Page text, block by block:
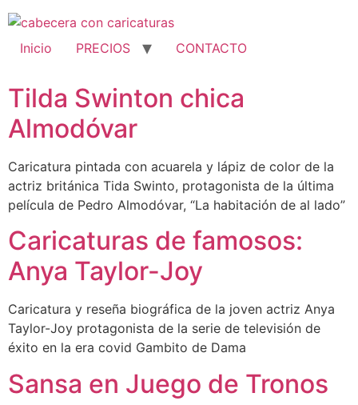
al
contenido
Inicio PRECIOS CONTACTO
Tilda Swinton chica
Almodóvar
Caricatura pintada con acuarela y lápiz de color de la
actriz británica Tida Swinto, protagonista de la última
película de Pedro Almodóvar, “La habitación de al lado”
Caricaturas de famosos:
Anya Taylor-Joy
Caricatura y reseña biográfica de la joven actriz Anya
Taylor-Joy protagonista de la serie de televisión de
éxito en la era covid Gambito de Dama
Sansa en Juego de Tronos